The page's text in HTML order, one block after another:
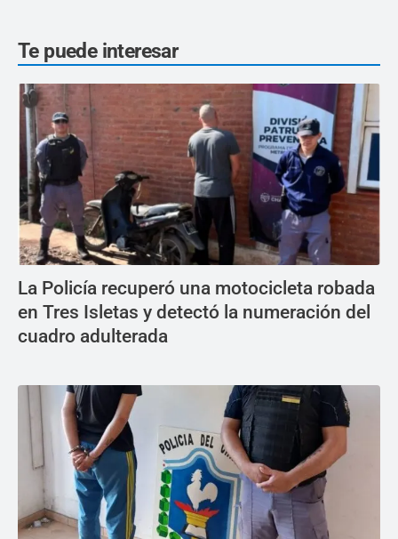
Te puede interesar
La Policía recuperó una motocicleta robada
en Tres Isletas y detectó la numeración del
cuadro adulterada